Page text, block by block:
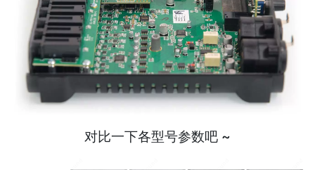
对比一下各型号参数吧 ~